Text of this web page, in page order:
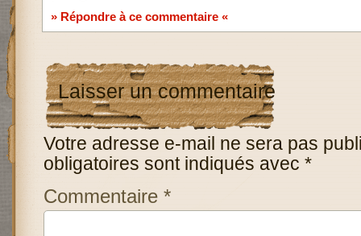
» Répondre à ce commentaire «
Laisser un commentaire
Votre adresse e-mail ne sera pas
obligatoires sont indiqués avec *
Commentaire *